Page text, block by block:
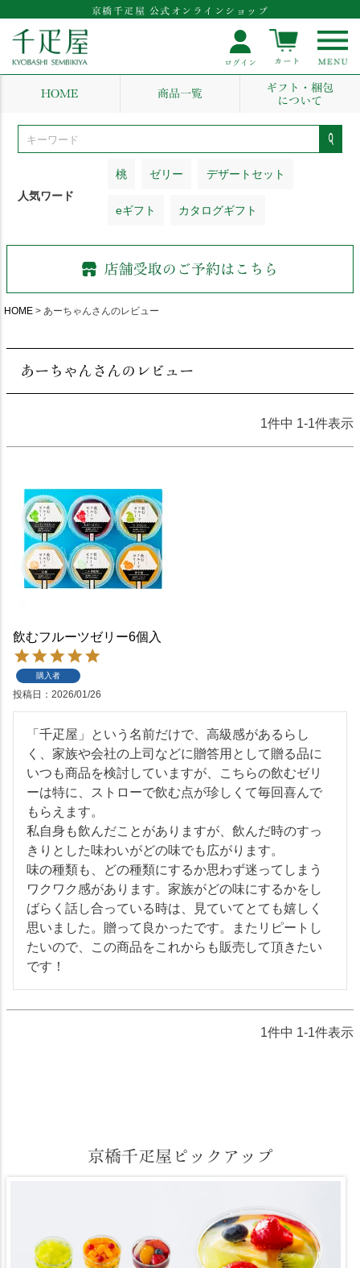
京橋千疋屋 公式オンラインショップ
HOME 商品一覧
ギフト・梱包
について
人気ワード
桃 ゼリー デザートセット
eギフト カタログギフト
HOME あーちゃんさんのレビュー
あーちゃんさんのレビュー
1件中 1-1件表示
飲むフルーツゼリー6個入
購入者
投稿日 2026/01/26
「千疋屋」という名前だけで、高級感があるらし
く、家族や会社の上司などに贈答用として贈る品に
いつも商品を検討していますが、こちらの飲むゼリ
ーは特に、ストローで飲む点が珍しくて毎回喜んで
もらえます。
私自身も飲んだことがありますが、飲んだ時のすっ
きりとした味わいがどの味でも広がります。
味の種類も、どの種類にするか思わず迷ってしまう
ワクワク感があります。家族がどの味にするかをし
ばらく話し合っている時は、見ていてとても嬉しく
思いました。贈って良かったです。またリピートし
たいので、この商品をこれからも販売して頂きたい
です！
1件中 1-1件表示
京橋千疋屋ピックアップ